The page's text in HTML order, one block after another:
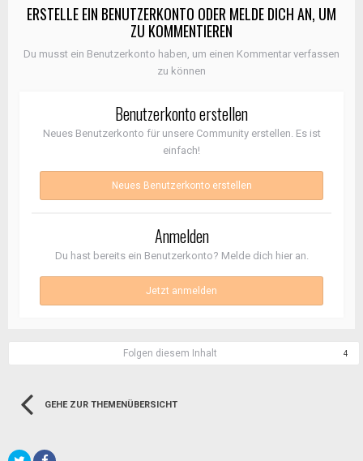
ERSTELLE EIN BENUTZERKONTO ODER MELDE DICH AN, UM
ZU KOMMENTIEREN
Du musst ein Benutzerkonto haben, um einen Kommentar verfassen
zu können
Benutzerkonto erstellen
Neues Benutzerkonto für unsere Community erstellen. Es ist
einfach!
Neues Benutzerkonto erstellen
Anmelden
Du hast bereits ein Benutzerkonto? Melde dich hier an.
Jetzt anmelden
Folgen diesem Inhalt 4
GEHE ZUR THEMENÜBERSICHT